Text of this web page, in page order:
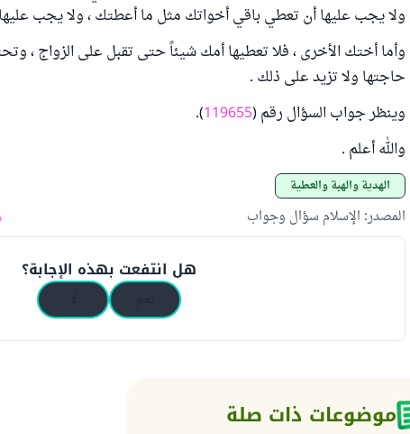
ولا يجب عليها أن تعطي باقي أخواتك مثل ما أعطتك ، ولا يجب
وأما أختك الأخرى ، فلا تعطيها أمك شيئاً حتى تقبل على الزواج ،
حاجتها ولا تزيد على ذلك .
وينظر جواب السؤال رقم (119655
).
والله أعلم .
الهدية والهبة والعطية
المصدر: الإسلام سؤال وجواب
هل انتفعت بهذه الإجابة؟
موضوعات ذات صلة